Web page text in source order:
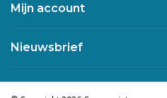
Mijn account
Nieuwsbrief